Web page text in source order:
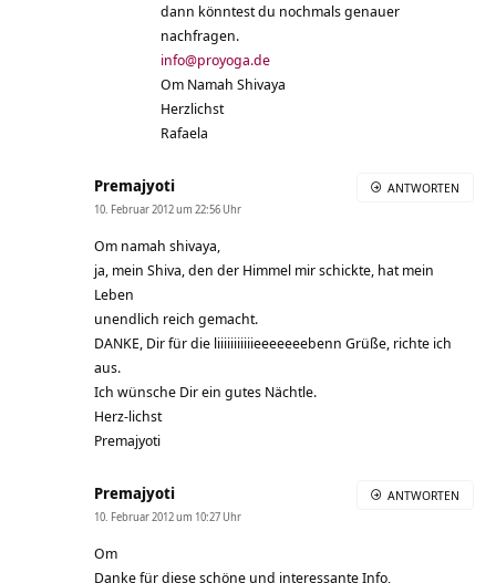
dann könntest du nochmals genauer
nachfragen.
info@proyoga.de
Om Namah Shivaya
Herzlichst
Rafaela
Premajyoti
10. Februar 2012 um 22:56 Uhr
Om namah shivaya,
ja, mein Shiva, den der Himmel mir schickte, hat mein
Leben
unendlich reich gemacht.
DANKE, Dir für die liiiiiiiiiiieeeeeeebenn Grüße, richte ich
aus.
Ich wünsche Dir ein gutes Nächtle.
Herz-lichst
Premajyoti
ANTWORTEN
Premajyoti
10. Februar 2012 um 10:27 Uhr
Om
Danke für diese schöne und interessante Info,
ANTWORTEN